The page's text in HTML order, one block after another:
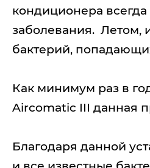
кондиционера
заболевания. Летом,
бактерий,
Как минимум раз в
Aircomatic III данная
Благодаря данной